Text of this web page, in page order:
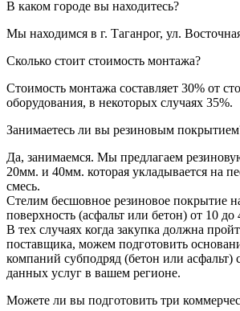
В каком городе вы находитесь?
Мы находимся в г. Таганрог, ул.
Сколько стоит стоимость монтажа?
Стоимость монтажа составляет 30% от
оборудования, в некоторых случаях 35%.
Занимаетесь ли вы резиновым
Да, занимаемся. Мы предлагаем
20мм. и 40мм. которая укладывается на
смесь.
Стелим бесшовное резиновое покрытие
поверхность (асфальт или бетон) от 10 до
В тех случаях когда закупка должна
поставщика, можем подготовить
компаний субподряд (бетон или асфальт)
данных услуг в вашем регионе.
Можете ли вы подготовить три